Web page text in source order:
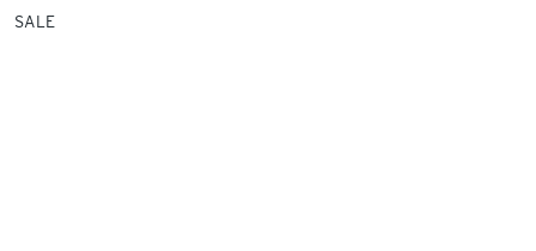
SALE